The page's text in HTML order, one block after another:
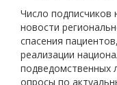
Число подписчиков
новости
спасения
реализации
подведомственных
опросы по